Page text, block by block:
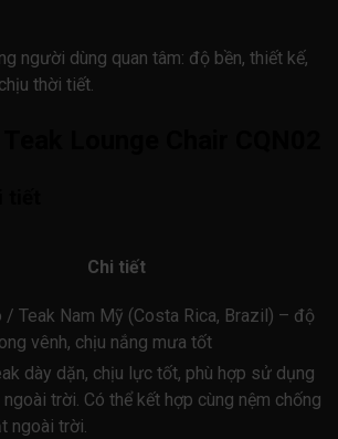
người dùng quan tâm: độ bền, thiết kế,
thời tiết.
Chi tiết
/ Teak Nam Mỹ (Costa Rica, Brazil) – độ
vênh, chịu nắng mưa tốt
dày dặn, chịu lực tốt, phù hợp sử dụng
trời. Có thể kết hợp cùng nệm chống
ngoài trời.